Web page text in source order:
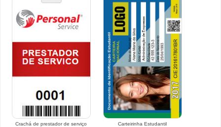
Crachá de prestador de serviço
Carteirinha Estudantil